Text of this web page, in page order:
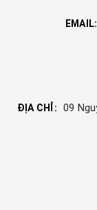
EMAIL:
ĐỊA CHỈ:
09